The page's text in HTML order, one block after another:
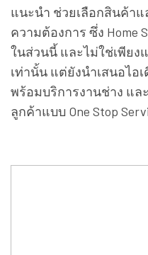
แนะนำ ช่วยเลือกสินค้า
ความต้องการ ซึ่ง Home
ในส่วนนี้ และไม่ใช่เพียง
เท่านั้น แต่ยังนำเสนอไอ
พร้อมบริการงานช่าง แล
ลูกค้าแบบ One Stop